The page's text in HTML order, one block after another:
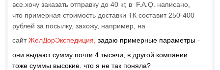
все.хочу заказать отправку до 40 кг, в F.A.Q. написано,
что примерная стоимость доставки ТК составит 250-400
рублей за посылку, захожу, например, на
сайтЖелДорЭкспедиция, задаю примерные параметры -
они выдают сумму почти 4 тысячи, в другой компании
тоже суммы высокие. что я не так поняла?